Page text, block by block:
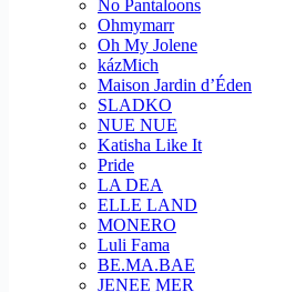
No Pantaloons
Ohmymarr
Oh My Jolene
kázMich
Maison Jardin d’Éden
SLADKO
NUE NUE
Katisha Like It
Pride
LA DEA
ELLE LAND
MONERO
Luli Fama
BE.MA.BAE
JENEE MER